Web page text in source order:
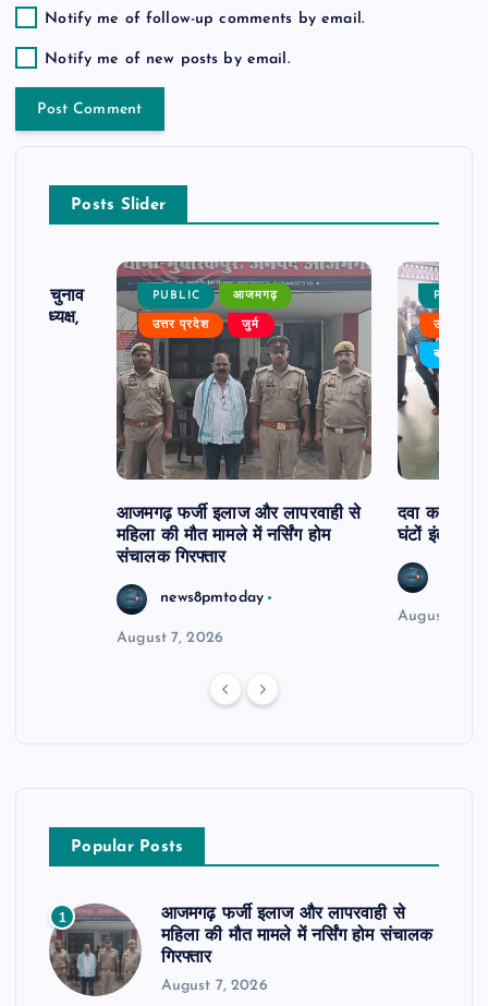
Notify me of follow-up comments by email.
Notify me of new posts by email.
Posts Slider
का चुनाव
बने अध्यक्ष,
PUBLIC आजमगढ़
उत्तर प्रदेश जुर्म
आजमगढ़ फर्जी इलाज और लापरवाही से
महिला की मौत मामले में नर्सिंग होम
संचालक गिरफ्तार
news8pmtoday
August 7, 2026
PUBLIC
उत्तर
बड़ी खबर
दवा कक्ष में
घंटों इंतजार
August 6,
Popular Posts
1
आजमगढ़ फर्जी इलाज और लापरवाही से
महिला की मौत मामले में नर्सिंग होम संचालक
गिरफ्तार
August 7, 2026